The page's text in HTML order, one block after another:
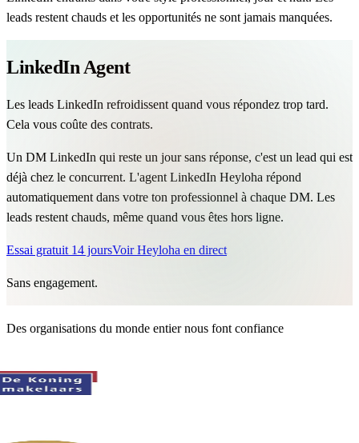
leads restent chauds et les opportunités ne sont jamais manquées.
LinkedIn Agent
Les leads LinkedIn refroidissent quand vous répondez trop tard.
Cela vous coûte des contrats.
Un DM LinkedIn qui reste un jour sans réponse, c'est un lead qui est
déjà chez le concurrent. L'agent LinkedIn Heyloha répond
automatiquement dans votre ton professionnel à chaque DM. Les
leads restent chauds, même quand vous êtes hors ligne.
Essai gratuit 14 joursVoir Heyloha en direct
Sans engagement.
Des organisations du monde entier nous font confiance